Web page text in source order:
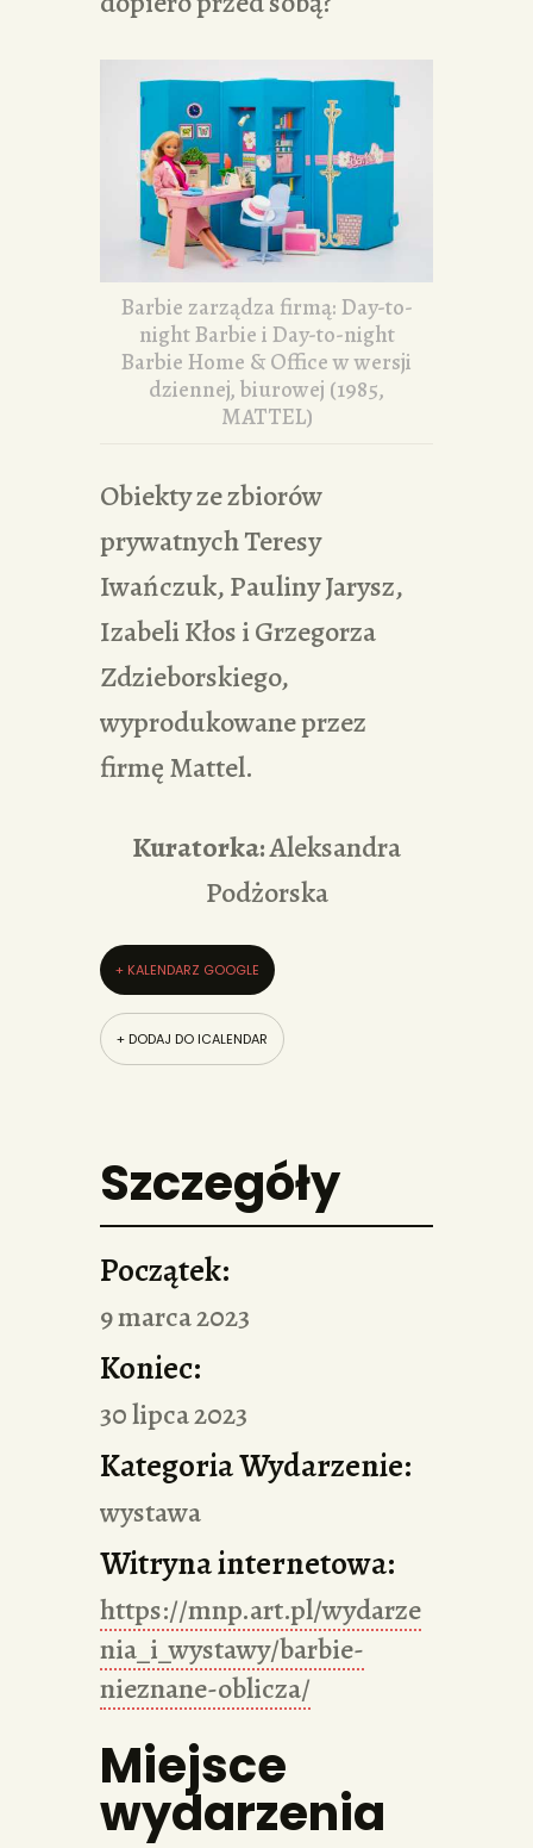
Barbie zarządza firmą: Day-to-
night Barbie i Day-to-night
Barbie Home & Office w wersji
dziennej, biurowej (1985,
MATTEL)
Obiekty ze zbiorów
prywatnych Teresy
Iwańczuk, Pauliny Jarysz,
Izabeli Kłos i Grzegorza
Zdzieborskiego,
wyprodukowane przez
firmę Mattel.
Kuratorka:Aleksandra
Podżorska
+ KALENDARZ GOOGLE
+ DODAJ DO ICALENDAR
Szczegóły
Początek:
9 marca 2023
Koniec:
30 lipca 2023
Kategoria Wydarzenie:
wystawa
Witryna internetowa:
https://mnp.art.pl/wydarze
nia_i_wystawy/barbie-
nieznane-oblicza/
Miejsce
wydarzenia